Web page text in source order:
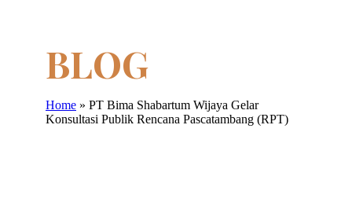
Home » PT Bima Shabartum Wijaya Gelar
Konsultasi Publik Rencana Pascatambang (RPT)